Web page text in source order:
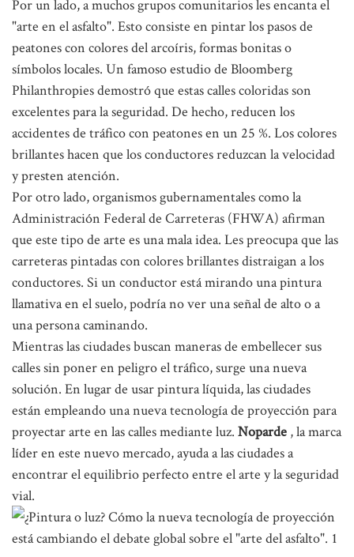
Por un lado, a muchos grupos comunitarios les encanta el
"arte en el asfalto". Esto consiste en pintar los pasos de
peatones con colores del arcoíris, formas bonitas o
símbolos locales. Un famoso estudio de Bloomberg
Philanthropies demostró que estas calles coloridas son
excelentes para la seguridad. De hecho, reducen los
accidentes de tráfico con peatones en un 25 %. Los colores
brillantes hacen que los conductores reduzcan la velocidad
y presten atención.
Por otro lado, organismos gubernamentales como la
Administración Federal de Carreteras (FHWA) afirman
que este tipo de arte es una mala idea. Les preocupa que las
carreteras pintadas con colores brillantes distraigan a los
conductores. Si un conductor está mirando una pintura
llamativa en el suelo, podría no ver una señal de alto o a
una persona caminando.
Mientras las ciudades buscan maneras de embellecer sus
calles sin poner en peligro el tráfico, surge una nueva
solución. En lugar de usar pintura líquida, las ciudades
están empleando una nueva tecnología de proyección para
proyectar arte en las calles mediante luz. Noparde , la marca
líder en este nuevo mercado, ayuda a las ciudades a
encontrar el equilibrio perfecto entre el arte y la seguridad
vial.